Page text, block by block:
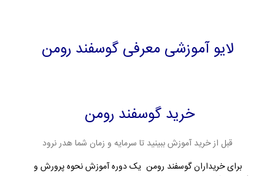
لایو آموزشی معرفی گوسفند رومن
خرید گوسفند رومن
قبل از خرید آموزش ببینید تا سرمایه و زمان شما هدر نرود
برای خریداران گوسفند رومن یک دوره آموزش نحوه پرورش و